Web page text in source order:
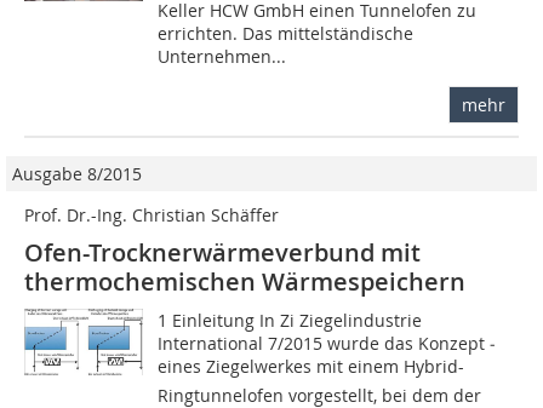
Keller HCW GmbH einen Tunnelofen zu
errichten. Das mittelständische
Unternehmen...
mehr
Ausgabe 8/2015
Prof. Dr.-Ing. Christian Schäffer
Ofen-Trocknerwärmeverbund mit
thermochemischen ­Wärmespeichern
1 Einleitung In Zi Ziegelindustrie
International 7/2015 wurde das Konzept ­
eines Ziegelwerkes mit einem Hybrid-
Ringtunnelofen vorgestellt, bei dem der